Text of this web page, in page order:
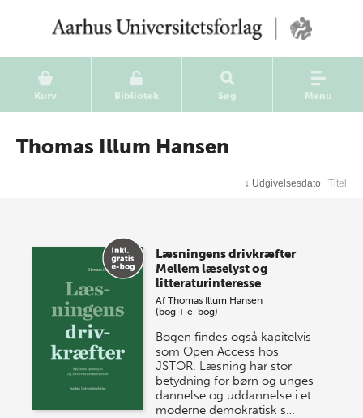
Kurv Bibliotek Søg Menu
Thomas Illum Hansen
↓ Udgivelsesdato Titel
Læsningens drivkræfter
Mellem læselyst og
litteraturinteresse
AfThomas Illum Hansen
(bog + e-bog)
Bogen findes også kapitelvis
som Open Access hos
JSTOR. Læsning har stor
betydning for børn og unges
dannelse og uddannelse i et
moderne demokratisk s…